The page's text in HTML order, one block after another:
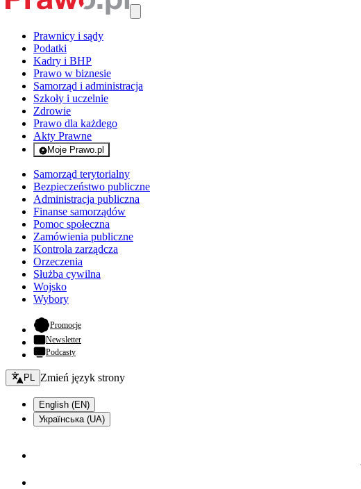
Prawnicy i sądy
Podatki
Kadry i BHP
Prawo w biznesie
Samorząd i administracja
Szkoły i uczelnie
Zdrowie
Prawo dla każdego
Akty Prawne
Moje Prawo.pl
- rejestracja i logowanie do serwisu
Samorząd terytorialny
Bezpieczeństwo publiczne
Administracja publiczna
Finanse samorządów
Pomoc społeczna
Zamówienia publiczne
Kontrola zarządcza
Orzeczenia
Służba cywilna
Wojsko
Wybory
Promocje- otwiera się w nowej karcie
Newsletter
Podcasty
Zmień język - bieżący:
PL Zmień język strony
English (EN)
Українська (UA)